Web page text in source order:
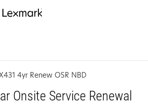
4yr Renew OSR NBD
Onsite Service Renewal